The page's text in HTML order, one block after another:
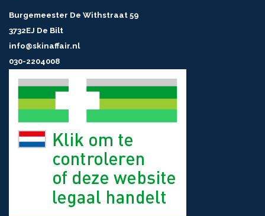
Burgemeester De Withstraat 59
3732EJ De Bilt
info@skinaffair.nl
030-2204008